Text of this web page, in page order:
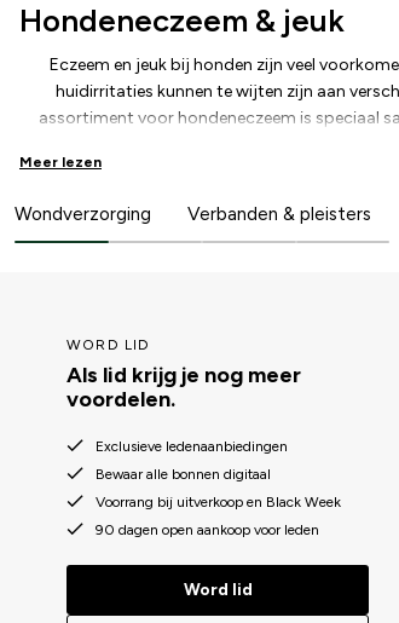
Hondeneczeem & jeuk
Eczeem en jeuk bij honden zijn veel
huidirritaties kunnen te wijten zijn aan
assortiment voor hondeneczeem is speciaal
verlichten en jeuk verminderen. Van crèmes en
assortiment die helpen bij de behandeling van
Meer lezen
Wondverzorging Verbanden & pleisters
WORD LID
Als lid krijg je nog meer
voordelen.
Exclusieve ledenaanbiedingen
Bewaar alle bonnen digitaal
Voorrang bij uitverkoop en Black Week
90 dagen open aankoop voor leden
Word lid